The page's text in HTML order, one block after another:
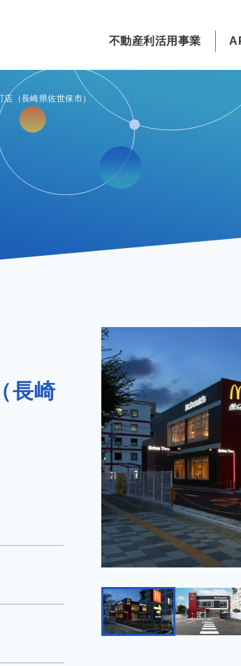
不動産利活用事業
不動産利活用事業TOP
土地利活用
戸建分譲
APのサービスTOP
APパーク
グリーンレンタル
企業情報TOP
会社概要
経営理念・ヴィジョン
店（長崎県佐世保市）
長崎